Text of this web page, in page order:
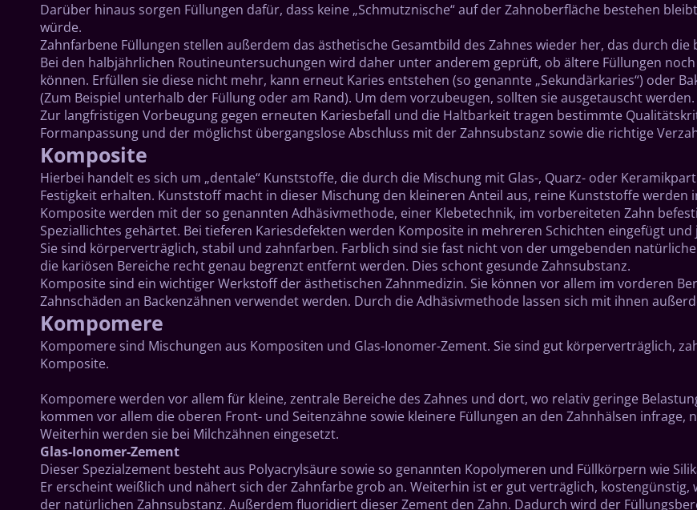
Darüber hinaus sorgen Füllungen dafür, dass keine „Schmutznische“ auf der Zahnoberfläche bestehen
würde.
Zahnfarbene Füllungen stellen außerdem das ästhetische Gesamtbild des Zahnes wieder her, das durch
Bei den halbjährlichen Routineuntersuchungen wird daher unter anderem geprüft, ob ältere Füllungen
können. Erfüllen sie diese nicht mehr, kann erneut Karies entstehen (so genannte „Sekundärkaries“) oder
(Zum Beispiel unterhalb der Füllung oder am Rand). Um dem vorzubeugen, sollten sie ausgetauscht werden.
Zur langfristigen Vorbeugung gegen erneuten Kariesbefall und die Haltbarkeit tragen bestimmte
Formanpassung und der möglichst übergangslose Abschluss mit der Zahnsubstanz sowie die richtige
Komposite
Hierbei handelt es sich um „dentale“ Kunststoffe, die durch die Mischung mit Glas-, Quarz- oder
Festigkeit erhalten. Kunststoff macht in dieser Mischung den kleineren Anteil aus, reine Kunststoffe werden
Komposite werden mit der so genannten Adhäsivmethode, einer Klebetechnik, im vorbereiteten Zahn
Speziallichtes gehärtet. Bei tieferen Kariesdefekten werden Komposite in mehreren Schichten eingefügt
Sie sind körperverträglich, stabil und zahnfarben. Farblich sind sie fast nicht von der umgebenden
die kariösen Bereiche recht genau begrenzt entfernt werden. Dies schont gesunde Zahnsubstanz.
Komposite sind ein wichtiger Werkstoff der ästhetischen Zahnmedizin. Sie können vor allem im vorderen
Zahnschäden an Backenzähnen verwendet werden. Durch die Adhäsivmethode lassen sich mit ihnen
Kompomere
Kompomere sind Mischungen aus Kompositen und Glas-Ionomer-Zement. Sie sind gut körperverträglich,
Komposite.
Kompomere werden vor allem für kleine, zentrale Bereiche des Zahnes und dort, wo relativ geringe
kommen vor allem die oberen Front- und Seitenzähne sowie kleinere Füllungen an den Zahnhälsen infrage,
Weiterhin werden sie bei Milchzähnen eingesetzt.
Glas-Ionomer-Zement
Dieser Spezialzement besteht aus Polyacrylsäure sowie so genannten Kopolymeren und Füllkörpern wie
Er erscheint weißlich und nähert sich der Zahnfarbe grob an. Weiterhin ist er gut verträglich,
der natürlichen Zahnsubstanz. Außerdem fluoridiert dieser Zement den Zahn. Dadurch wird der